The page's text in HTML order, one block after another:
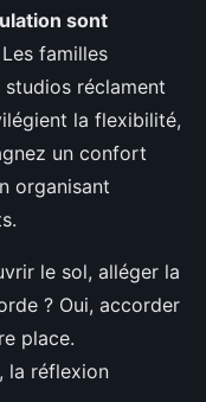
sont
Les familles
réclament
la flexibilité,
un confort
organisant
le sol, alléger la
? Oui, accorder
place.
la réflexion